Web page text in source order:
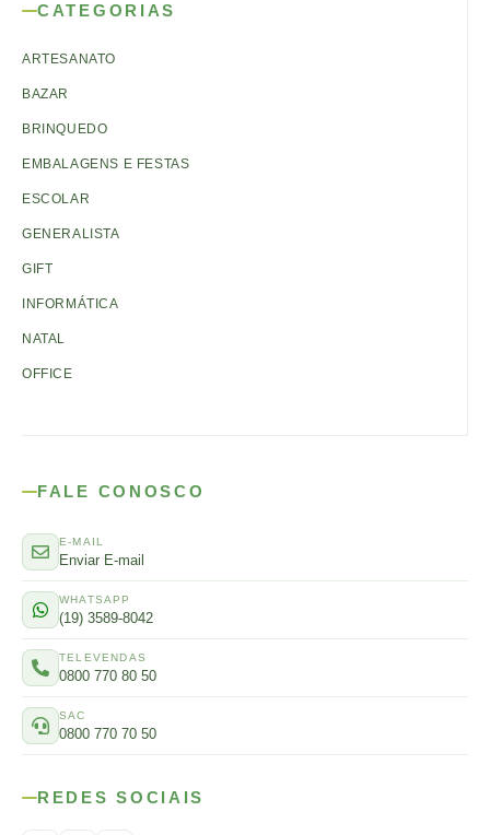
CATEGORIAS
ARTESANATO
BAZAR
BRINQUEDO
EMBALAGENS E FESTAS
ESCOLAR
GENERALISTA
GIFT
INFORMÁTICA
NATAL
OFFICE
FALE CONOSCO
E-MAIL
Enviar E-mail
WHATSAPP
(19) 3589-8042
TELEVENDAS
0800 770 80 50
SAC
0800 770 70 50
REDES SOCIAIS